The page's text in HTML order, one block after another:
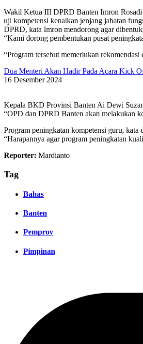
Wakil Ketua III DPRD Banten Imron Rosadi
uji kompetensi kenaikan jenjang jabatan
DPRD, kata Imron mendorong agar
“Kami dorong pembentukan pusat
“Program tersebut memerlukan
Dua Menteri Akan Hadir Pada Acara Kick
16 Desember 2024
Kepala BKD Provinsi Banten Ai Dewi
“OPD dan DPRD Banten akan melakukan
Program peningkatan kompetensi guru, kata
“Harapannya agar program peningkatan
Reporter: Mardianto
Tag
Bahas
Banten
Pemprov
Pimpinan